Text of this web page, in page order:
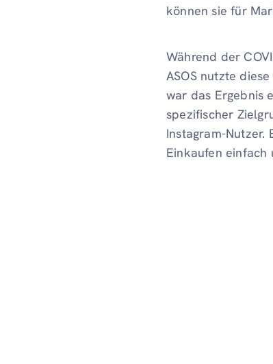
können sie für
Während der
ASOS nutzte
war das Ergebnis
spezifischer
Instagram-Nutzer.
Einkaufen einfach